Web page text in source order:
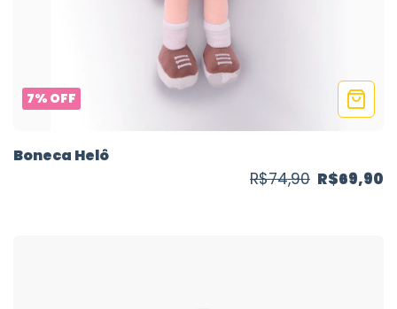
7% OFF
Boneca Helô
R$74,90 R$69,90